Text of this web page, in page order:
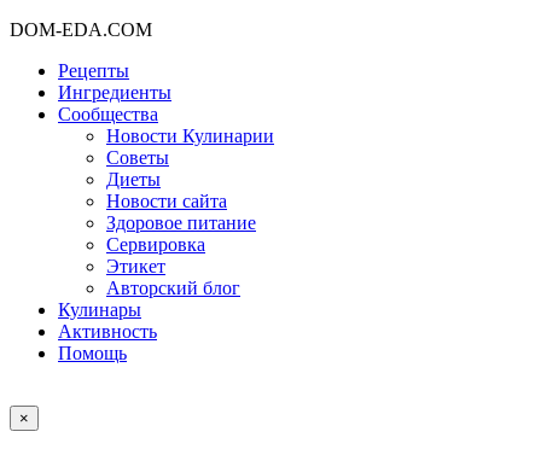
DOM-EDA.COM
Рецепты
Ингредиенты
Сообщества
Новости Кулинарии
Советы
Диеты
Новости сайта
Здоровое питание
Сервировка
Этикет
Авторский блог
Кулинары
Активность
Помощь
×